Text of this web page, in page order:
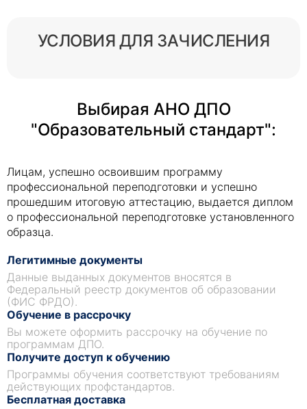
УСЛОВИЯ ДЛЯ ЗАЧИСЛЕНИЯ
Выбирая АНО ДПО
"Образовательный стандарт":
Лицам, успешно освоившим программу
профессиональной переподготовки и успешно
прошедшим итоговую аттестацию, выдается диплом
о профессиональной переподготовке установленного
образца.
Легитимные документы
Данные выданных документов вносятся в
Федеральный реестр документов об образовании
(ФИС ФРДО).
Обучение в рассрочку
Вы можете оформить рассрочку на обучение по
программам ДПО.
Получите доступ к обучению
Программы обучения соответствуют требованиям
действующих профстандартов.
Бесплатная доставка